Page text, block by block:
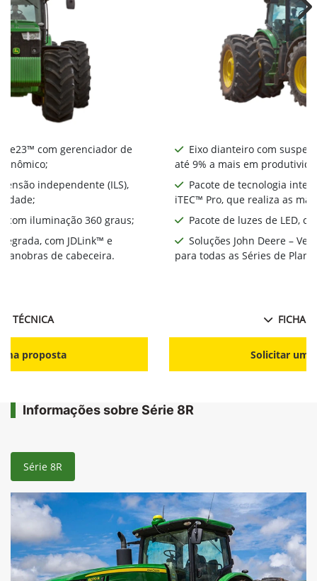
e23™ com gerenciador de
independente (ILS),
com iluminação 360 graus;
com JDLink™ e
de cabeceira.
TÉCNICA
proposta
Eixo dianteiro com
até 9% a mais em
Pacote de tecnologia
iTEC™ Pro, que realiza as
Pacote de luzes de LED,
Soluções John Deere –
para todas as Séries de
FICHA
Solicitar
Informações sobre Série 8R
Série 8R